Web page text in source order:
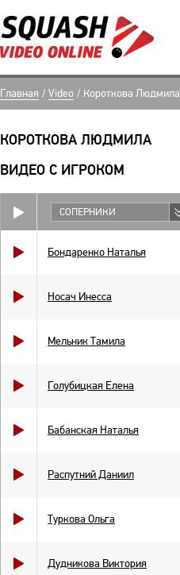
Главная / Video / Короткова Людмила
КОРОТКОВА ЛЮДМИЛА
ВИДЕО С ИГРОКОМ
СОПЕРНИКИ
Бондаренко Наталья
Носач Инесса
Мельник Тамила
Голубицкая Елена
Бабанская Наталья
Распутний Даниил
Туркова Ольга
Дудникова Виктория